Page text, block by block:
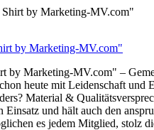
by Marketing-MV.com"
Marketing-MV.com" –
heute mit Leidenschaft
Material &
und hält auch den
es jedem Mitglied, stolz